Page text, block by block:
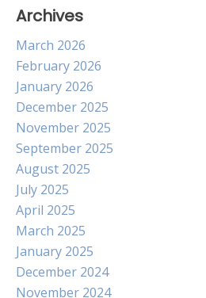
Archives
March 2026
February 2026
January 2026
December 2025
November 2025
September 2025
August 2025
July 2025
April 2025
March 2025
January 2025
December 2024
November 2024